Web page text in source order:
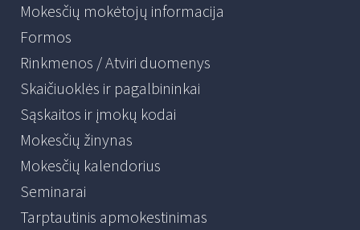
Mokesčių mokėtojų informacija
Formos
Rinkmenos / Atviri duomenys
Skaičiuoklės ir pagalbininkai
Sąskaitos ir įmokų kodai
Mokesčių žinynas
Mokesčių kalendorius
Seminarai
Tarptautinis apmokestinimas